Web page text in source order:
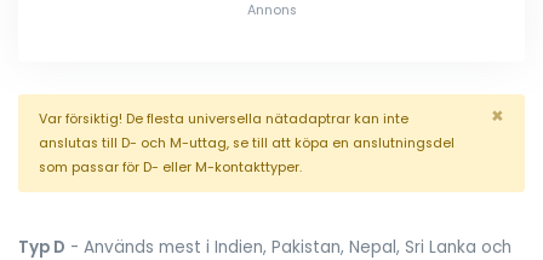
Annons
×
Var försiktig! De flesta universella nätadaptrar kan inte
anslutas till D- och M-uttag, se till att köpa en anslutningsdel
som passar för D- eller M-kontakttyper.
Typ D - Används mest i Indien, Pakistan, Nepal, Sri Lanka och